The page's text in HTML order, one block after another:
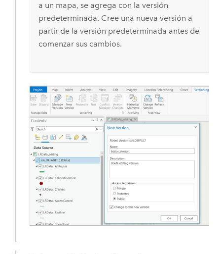
a un mapa, se agrega con la versión
predeterminada. Cree una nueva versión a
partir de la versión predeterminada antes de
comenzar sus cambios.